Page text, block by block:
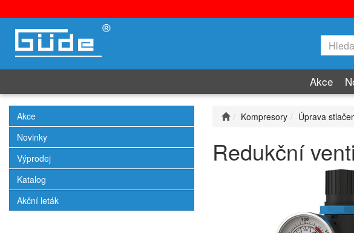
Akce
Akce
Novinky
Výprodej
Katalog
Akční leták
Kompresory Úprava
Redukční